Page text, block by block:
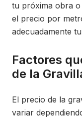
tu próxima obra
el precio por
adecuadamente
Factores
de la
El precio de la
variar